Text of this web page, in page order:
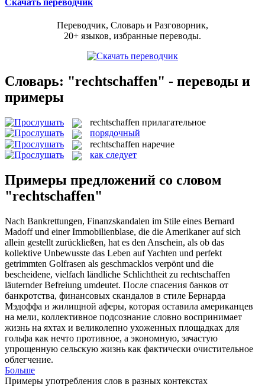
Переводчик, Словарь и Разговорник,
20+ языков, избранные переводы.
Словарь: "rechtschaffen" - переводы и
примеры
rechtschaffen прилагательное
порядочный
rechtschaffen наречие
как следует
Примеры предложений со словом
"rechtschaffen"
Nach Bankrettungen, Finanzskandalen im Stile eines Bernard
Madoff und einer Immobilienblase, die die Amerikaner auf sich
allein gestellt zurückließen, hat es den Anschein, als ob das
kollektive Unbewusste das Leben auf Yachten und perfekt
getrimmten Golfrasen als geschmacklos verpönt und die
bescheidene, vielfach ländliche Schlichtheit zu rechtschaffen
läuternder Befreiung umdeutet. После спасения банков от
банкротства, финансовых скандалов в стиле Бернарда
Мэдоффа и жилищной аферы, которая оставила американцев
на мели, коллективное подсознание словно воспринимает
жизнь на яхтах и великолепно ухоженных площадках для
гольфа как нечто противное, а экономную, зачастую
упрощенную сельскую жизнь как фактически очистительное
облегчение.
Больше
Примеры употребления слов в разных контекстах